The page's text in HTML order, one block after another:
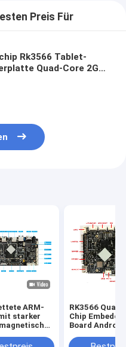
Preis Für
Rk3566 Tablet-
Quad-Core 2GB
ARM-
starker
für
RK3566
Chip
Board Android